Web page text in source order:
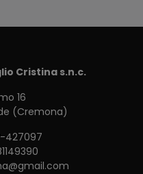
Cristina s.n.c.
16
(Cremona)
427097